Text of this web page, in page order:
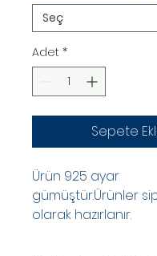
Adet *
Sepete
Ürün 925 ayar
gümüştür.Ürünler
olarak hazırlanır.